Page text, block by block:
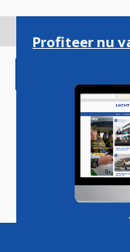
gaan
Magazine
Profiteer nu